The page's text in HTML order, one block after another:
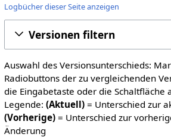
Logbücher dieser Seite anzeigen
Versionen filtern
Auswahl des Versionsunterschieds:
Radiobuttons der zu vergleichenden
die Eingabetaste oder die Schaltfläche
Legende: (Aktuell)= Unterschied zur
(Vorherige)= Unterschied zur
Änderung